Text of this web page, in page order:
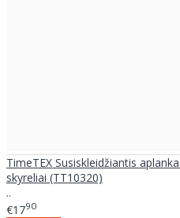
TimeTEX Susiskleidžiantis
skyreliai (TT10320)
..
€1790